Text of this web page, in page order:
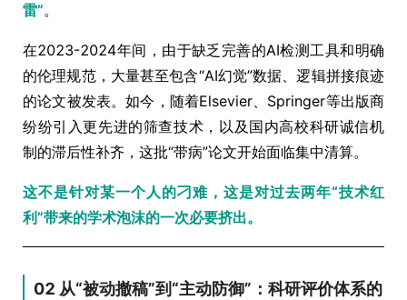
雷”。
在2023-2024年间，由于缺乏完善的AI检测工具和明确
的伦理规范，大量甚至包含“AI幻觉”数据、逻辑拼接痕迹
的论文被发表。如今，随着Elsevier、Springer等出版商
纷纷引入更先进的筛查技术，以及国内高校科研诚信机
制的滞后性补齐，这批“带病”论文开始面临集中清算。
这不是针对某一个人的刁难，这是对过去两年“技术红
利”带来的学术泡沫的一次必要挤出。
02 从“被动撤稿”到“主动防御”：科研评价体系的